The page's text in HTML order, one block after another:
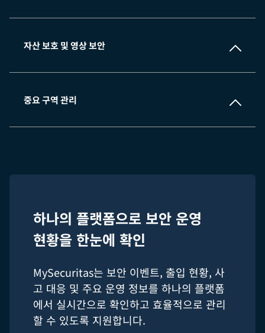
자산 보호 및 영상 보안
중요 구역 관리
하나의 플랫폼으로 보안 운영
현황을 한눈에 확인
MySecuritas는 보안 이벤트, 출입 현황, 사
고 대응 및 주요 운영 정보를 하나의 플랫폼
에서 실시간으로 확인하고 효율적으로 관리
할 수 있도록 지원합니다.